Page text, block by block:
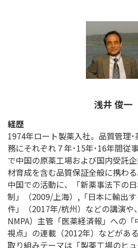
浅井 俊一
経歴
1974年ロート製薬入社。品質管理
務にそれぞれ７年･15年･16年間従
で中国の原薬工場および国内受託
材育成を含む品質保証全般に携わる
中国での活動に、「新薬事法下の
制」（2009/上海）,「日本に輸出
件」（2017年/杭州）などの講演や
NMPA）主管「医薬経済報」への
視点」の連載（2012年）などがある
取り組みテーマは「製薬工場のヒ